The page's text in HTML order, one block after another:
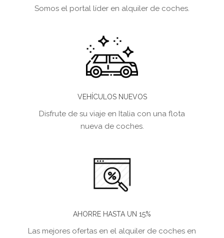
Somos el portal líder en alquiler de coches.
VEHÍCULOS NUEVOS
Disfrute de su viaje en Italia con una flota
nueva de coches.
AHORRE HASTA UN 15%
Las mejores ofertas en el alquiler de coches en